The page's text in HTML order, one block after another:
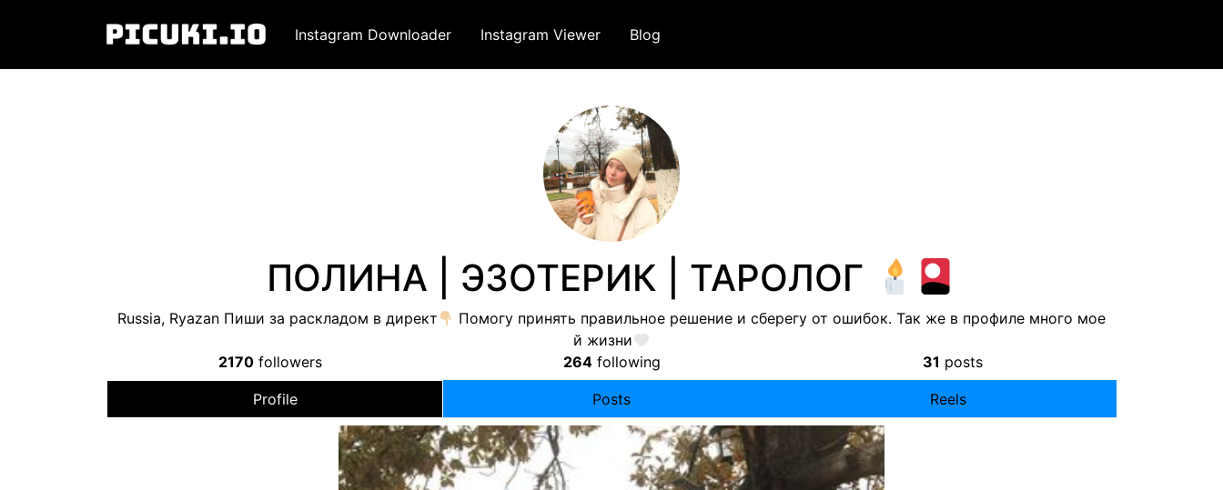
Instagram Downloader Instagram Viewer Blog
ПОЛИНА | ЭЗОТЕРИК | ТАРОЛОГ
Russia, Ryazan Пиши за раскладом в директ
Помогу принять правильное решение и сберегу от ошибок. Так же в профиле много мое
й жизни
2170 followers 264following 31 posts
Profile Posts Reels